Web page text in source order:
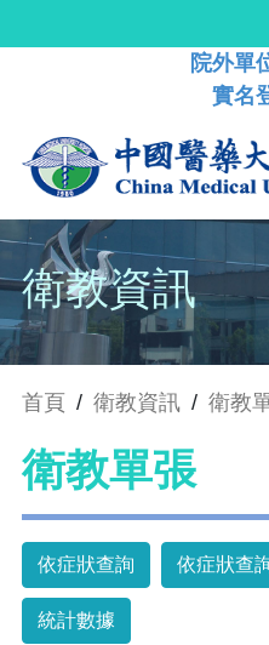
院外單
實名
衛教資訊
首頁 / 衛教資訊 / 衛教
衛教單張
依症狀查詢 依症狀查
統計數據